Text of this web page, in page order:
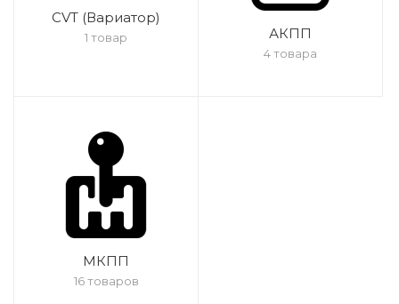
CVT (Вариатор)
1 товар АКПП
4 товара
МКПП
16 товаров